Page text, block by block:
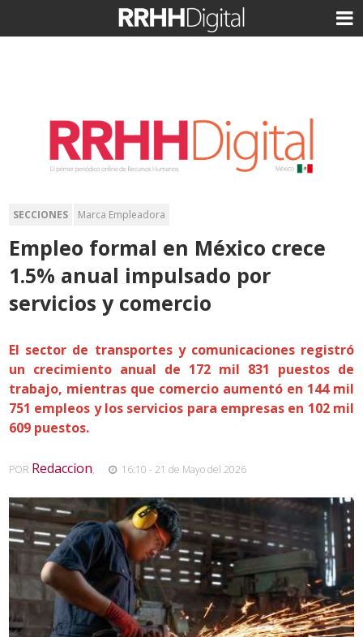
SECCIONES Marca Empleadora
Empleo formal en México crece
1.5% anual impulsado por
servicios y comercio
El sector de transportes y comunicaciones registró
un crecimiento anual de 172 mil 831 puestos de
trabajo, mientras que comercio aumentó en 144 mil
751 empleos y los servicios para empresas en 102 mil
609 puestos.
POR Redaccion, 16:10 - 21 de Mayo del 2026